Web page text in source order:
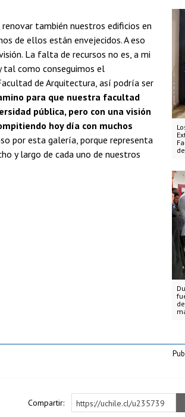
también nuestros edificios en
de ellos están envejecidos. A eso
La falta de recursos no es, a mi
tal como conseguimos el
de Arquitectura, así podría ser
para que nuestra facultad
pública, pero con una visión
hoy día con muchos
por esta galería, porque representa
y largo de cada uno de nuestros
Compartir: https://uchile.cl/u235739